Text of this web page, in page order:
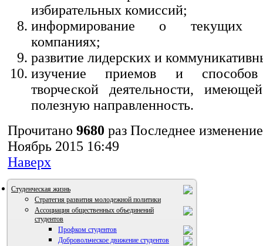
избирательных комиссий;
информирование о текущих
компаниях;
развитие лидерских и
изучение приемов и способов
творческой деятельности,
полезную направленность.
Прочитано 9680 раз Последнее
Ноябрь 2015 16:49
Наверх
Студенческая жизнь
Стратегия развития молодежной политики
Ассоциация общественных объединений
студентов
Профком студентов
Добровольческое движение студентов